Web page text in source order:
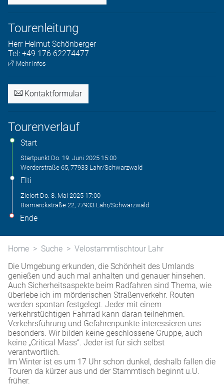
Tourenleitung
Herr Helmut Schönberger
Tel: +49 176 62274477
Mehr Infos
Kontaktformular
Tourenverlauf
Start
Startpunkt Do. 19. Juni 2025 15:00
Werderstraße 65, 77933 Lahr/Schwarzwald
Elti
Zielort Do. 8. Mai 2025 17:00
Bismarckstraße 22, 77933 Lahr/Schwarzwald
Ende
Home Suche
Velostammtischtour Lahr
Die Umgebung erkunden, die Schönheit des Umlands
genießen und auch mal anhalten und genauer hinsehen.
Auch Sicherheitsaspekte beim Radfahren sind Thema, wie
überlebe ich im mörderischen Straßenverkehr. Routen
werden spontan festgelegt. Jeder mit einem
verkehrstüchtigen Fahrrad kann daran teilnehmen.
Verkehrsführung und Gefahrenpunkte interessieren uns
besonders. Wir bilden keine geschlossene Gruppe, auch
keine „Critical Mass“. Jeder ist für sich selbst
verantwortlich.
Im Winter ist es um 17 Uhr schon dunkel, deshalb fallen die
Touren da kürzer aus und der Stammtisch beginnt u.U.
früher.